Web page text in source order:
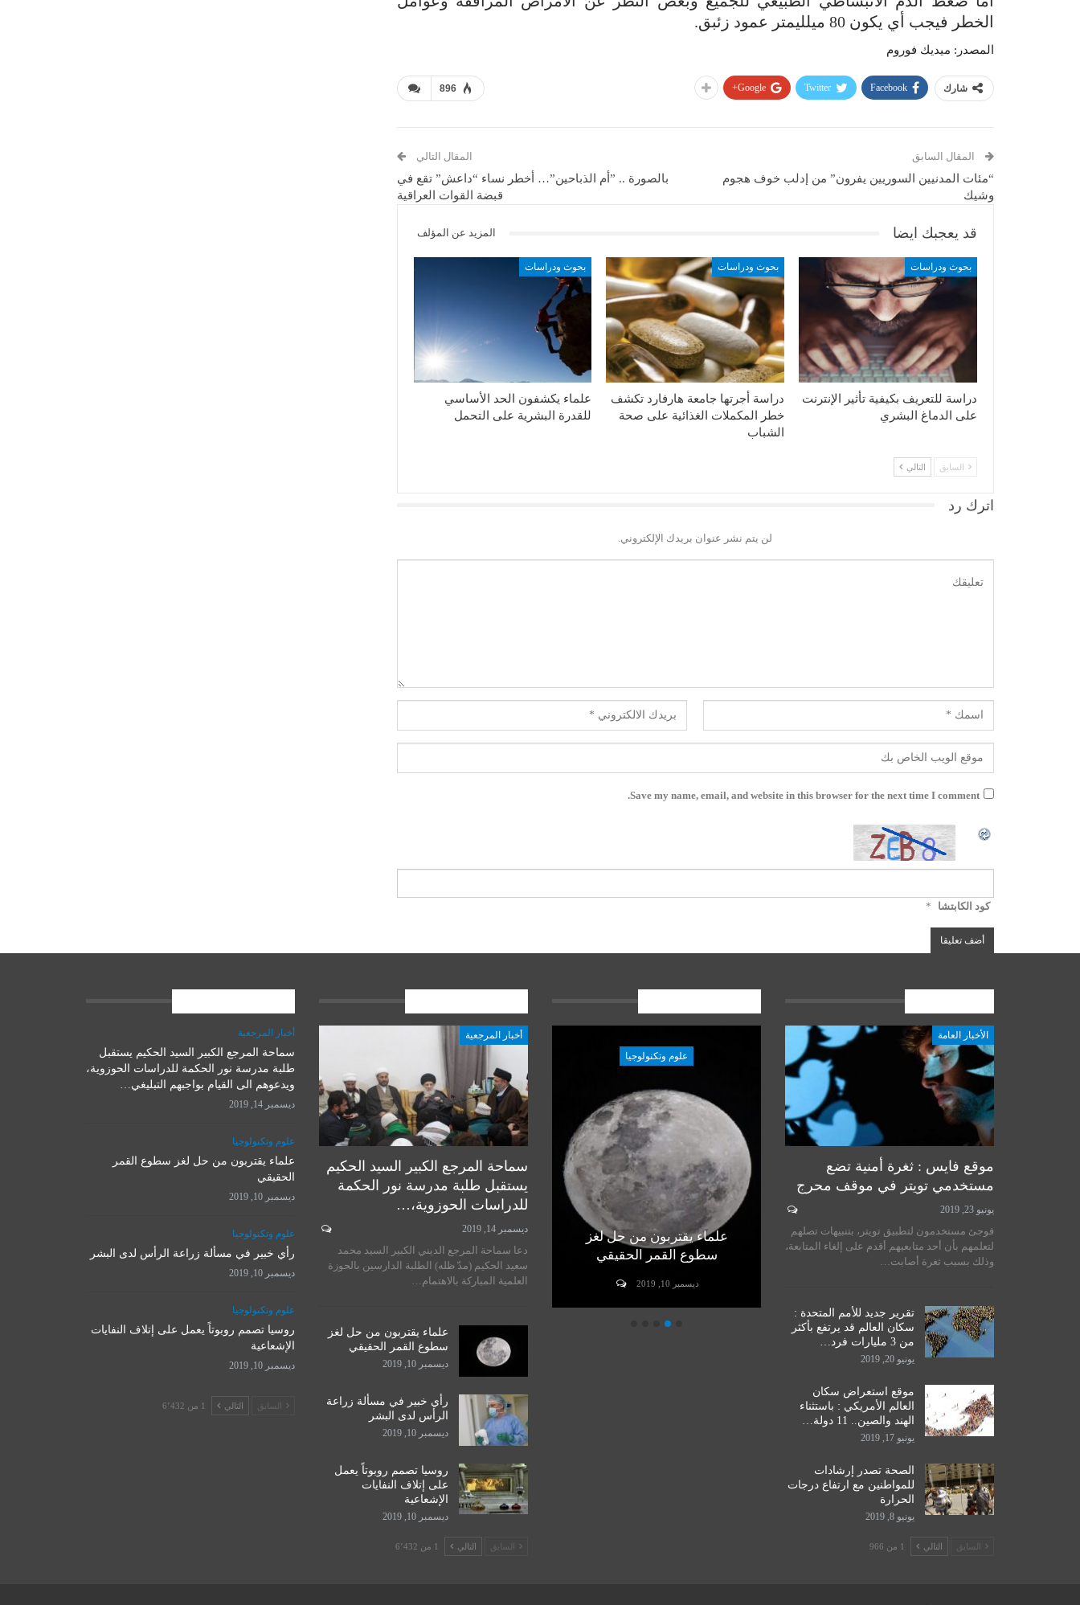
الخطر فيجب أي يكون 80 ميلليمتر عمود زئبق.
المصدر: ميديك فوروم
896 شارك Facebook
Twitter
Google+
المقال السابق
“مئات المدنيين السوريين يفرون” من إدلب خوف هجوم
وشيك
المقال التالي
بالصورة .. ”أم الذباحين”… أخطر نساء “داعش” تقع في
قبضة القوات العراقية
قد يعجبك ايضا المزيد عن المؤلف
بحوث ودراسات
دراسة للتعريف بكيفية تأثير الإنترنت
على الدماغ البشري
بحوث ودراسات
دراسة أجرتها جامعة هارفارد تكشف
خطر المكملات الغذائية على صحة
الشباب
بحوث ودراسات
علماء يكشفون الحد الأساسي
للقدرة البشرية على التحمل
السابق التالي
اترك رد
لن يتم نشر عنوان بريدك الإلكتروني.
Save my name, email, and website in this browser for the next time I comment.
كود الكابتشا *
الأخبار العامة
موقع فايس : ثغرة أمنية تضع
مستخدمي تويتر في موقف محرج
يونيو 23, 2019
فوجئ مستخدمون لتطبيق تويتر، بتنبيهات تصلهم
لتعلمهم بأن أحد متابعيهم أقدم على إلغاء المتابعة،
وذلك بسبب ثغرة أصابت…
تقرير جديد للأمم المتحدة :
سكان العالم قد يرتفع بأكثر
من 3 مليارات فرد…
يونيو 20, 2019
موقع استعراض سكان
العالم الأمريكي : باستثناء
الهند والصين.. 11 دولة…
يونيو 17, 2019
الصحة تصدر إرشادات
للمواطنين مع ارتفاع درجات
الحرارة
يونيو 8, 2019
السابق التالي 1 من 966
أخبار المرجعية
سماحة المرجع الكبير السيد
الحكيم يستقبل طلبة مدرسة نور
الحكمة للدراسات الحوزوية،…
علوم وتكنولوجيا
علماء يقتربون من حل لغز
سطوع القمر الحقيقي
ديسمبر 10, 2019
رأي خبير في مسألة زراعة
الرأس لدى البشر
ديسمبر 10, 2019
علوم وتكنولوجيا
روسيا تصمم روبوتاً يعمل على
إتلاف النفايات الإشعاعية
أخبار المرجعية
سماحة المرجع الكبير السيد الحكيم
يستقبل طلبة مدرسة نور الحكمة
للدراسات الحوزوية،…
ديسمبر 14, 2019
دعا سماحة المرجع الديني الكبير السيد محمد
سعيد الحكيم (مدّ ظله) الطلبة الدارسين بالحوزة
العلمية المباركة بالاهتمام…
علماء يقتربون من حل لغز
سطوع القمر الحقيقي
ديسمبر 10, 2019
رأي خبير في مسألة زراعة
الرأس لدى البشر
ديسمبر 10, 2019
روسيا تصمم روبوتاً يعمل
على إتلاف النفايات
الإشعاعية
ديسمبر 10, 2019
السابق التالي 1 من 6٬432
أخبار المرجعية
سماحة المرجع الكبير السيد الحكيم يستقبل
طلبة مدرسة نور الحكمة للدراسات الحوزوية،
ويدعوهم الى القيام بواجبهم التبليغي…
ديسمبر 14, 2019
علوم وتكنولوجيا
علماء يقتربون من حل لغز سطوع القمر
الحقيقي
ديسمبر 10, 2019
علوم وتكنولوجيا
رأي خبير في مسألة زراعة الرأس لدى البشر
ديسمبر 10, 2019
علوم وتكنولوجيا
روسيا تصمم روبوتاً يعمل على إتلاف النفايات
الإشعاعية
ديسمبر 10, 2019
السابق التالي 1 من 6٬432